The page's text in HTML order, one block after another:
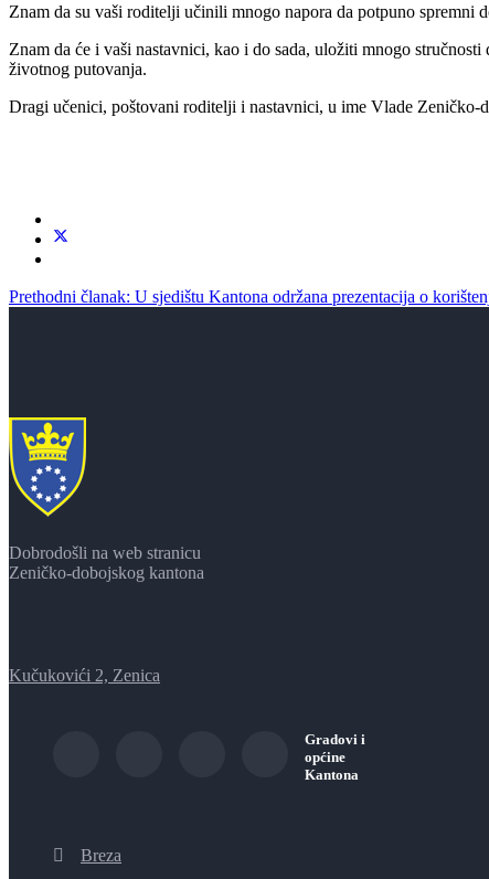
Znam da su vaši roditelji učinili mnogo napora da potpuno spremni
Znam da će i vaši nastavnici, kao i do sada, uložiti mnogo
životnog putovanja.
Dragi učenici, poštovani roditelji i nastavnici, u ime Vlade
Prethodni članak: U sjedištu Kantona održana prezentacija o
Dobrodošli na web stranicu
Zeničko-dobojskog kantona
Kučukovići 2, Zenica
Gradovi i
općine
Kantona
Breza